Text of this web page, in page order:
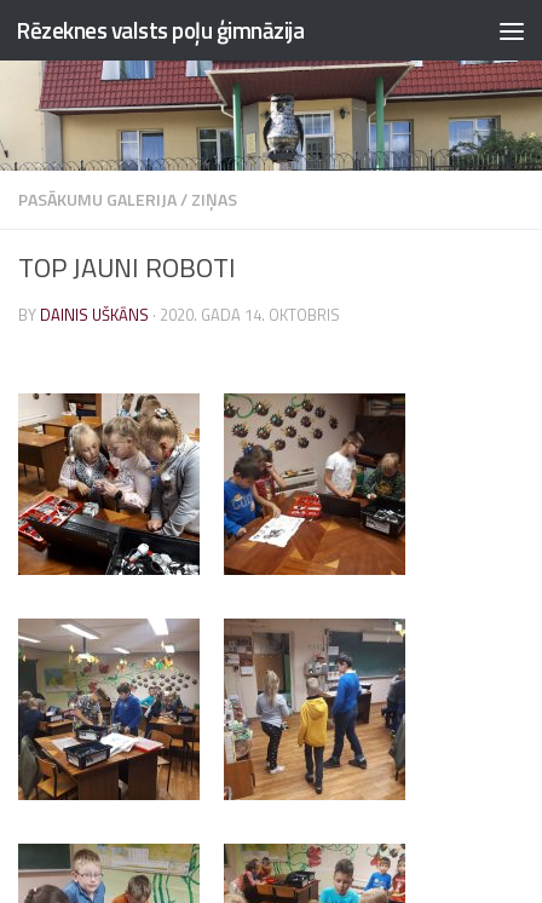
Skip to content
Rēzeknes valsts poļu ģimnāzija
PASĀKUMU GALERIJA/ZIŅAS
TOP JAUNI ROBOTI
BY DAINIS UŠKĀNS · 2020. GADA 14. OKTOBRIS